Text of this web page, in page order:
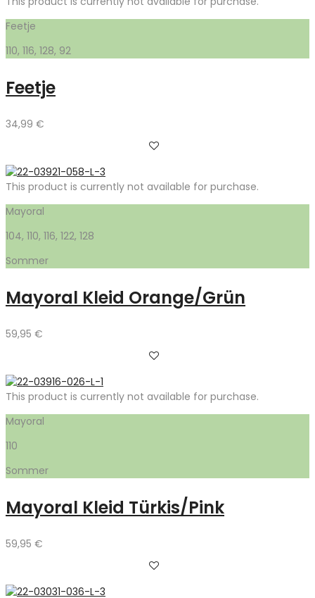
Feetje
110, 116, 128, 92
Feetje
34,99 €
This product is currently not available for purchase.
Mayoral
104, 110, 116, 122, 128
Sommer
Mayoral Kleid Orange/Grün
59,95 €
This product is currently not available for purchase.
Mayoral
110
Sommer
Mayoral Kleid Türkis/Pink
59,95 €